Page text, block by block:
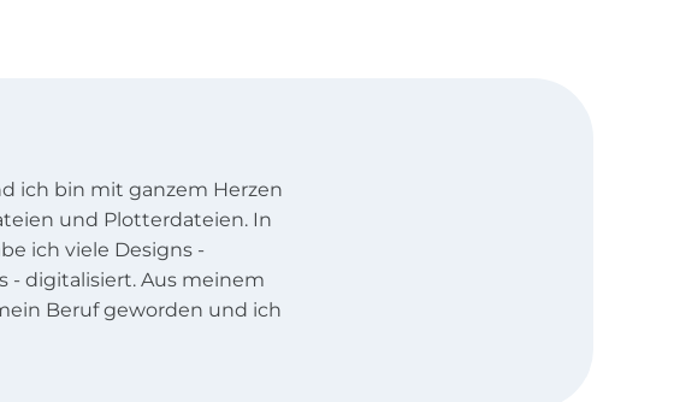
ich bin mit ganzem Herzen
und Plotterdateien. In
ich viele Designs -
- digitalisiert. Aus meinem
Beruf geworden und ich